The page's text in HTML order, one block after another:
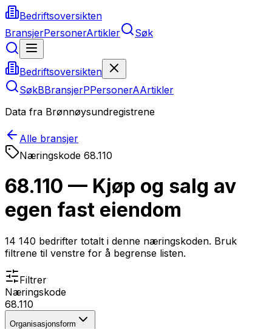
Bedriftsoversikten
BransjerPersonerArtikler Søk
Bedriftsoversikten
SøkBBransjerPPersonerAArtikler
Data fra Brønnøysundregistrene
Alle bransjer
Næringskode 68.110
68.110 — Kjøp og salg av
egen fast eiendom
14 140 bedrifter totalt i denne næringskoden. Bruk
filtrene til venstre for å begrense listen.
Filtrer
Næringskode
68.110
Organisasjonsform